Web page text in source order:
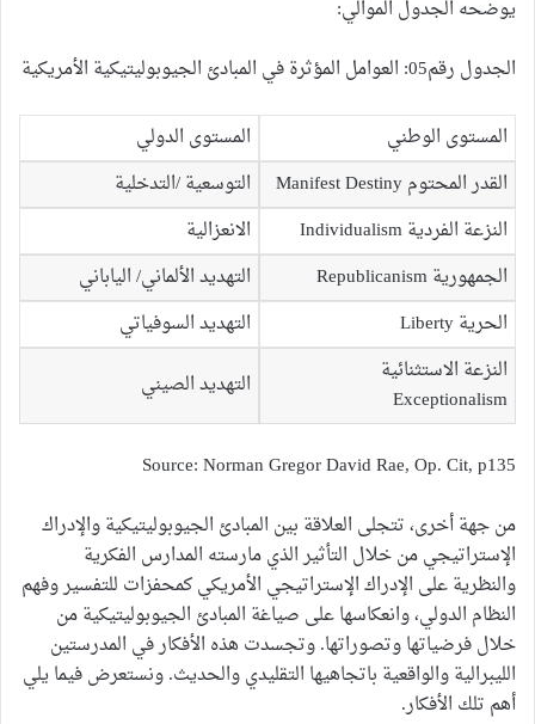
يوضحه الجدول الموالي:
الجدول رقم05: العوامل المؤثرة في المبادئ الجيوبوليتيكية الأمريكية
المستوى الوطني
المستوى الدولي
القدر المحتوم Manifest Destiny
التوسعية /التدخلية
النزعة الفردية Individualism
الانعزالية
الجمهورية Republicanism
التهديد الألماني/ الياباني
الحرية Liberty
التهديد السوفياتي
النزعة الاستثنائية
Exceptionalism
التهديد الصيني
Source: Norman Gregor David Rae, Op. Cit, p135
من جهة أخرى، تتجلى العلاقة بين المبادئ الجيوبوليتيكية والإدراك
الإستراتيجي من خلال التأثير الذي مارسته المدارس الفكرية
والنظرية على الإدراك الإستراتيجي الأمريكي كمحفزات للتفسير وفهم
النظام الدولي، وانعكاسها على صياغة المبادئ الجيوبوليتيكية من
خلال فرضياتها وتصوراتها. وتجسدت هذه الأفكار في المدرستين
الليبرالية والواقعية باتجاهيها التقليدي والحديث. ونستعرض فيما يلي
أهم تلك الأفكار.